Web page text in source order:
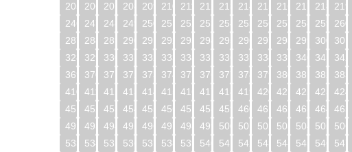
205
206 207 208 209 210 211 212 213 214 215 216 217 218 219
246
247 248 249 250 251 252 253 254 255 256 257 258 259 260
287
288 289 290 291 292 293 294 295 296 297 298 299 300 301
328
329 330 331 332 333 334 335 336 337 338 339 340 341 342
369
370 371 372 373 374 375 376 377 378 379 380 381 382 383
410
411 412 413 414 415 416 417 418 419 420 421 422 423 424
451
452 453 454 455 456 457 458 459 460 461 462 463 464 465
492
493 494 495 496 497 498 499 500 501 502 503 504 505 506
533
534 535 536 537 538 539 540 541 542 543 544 545 546 547